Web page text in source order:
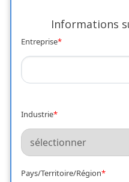
Informations
Entreprise*
Industrie*
Pays/Territoire/Région*